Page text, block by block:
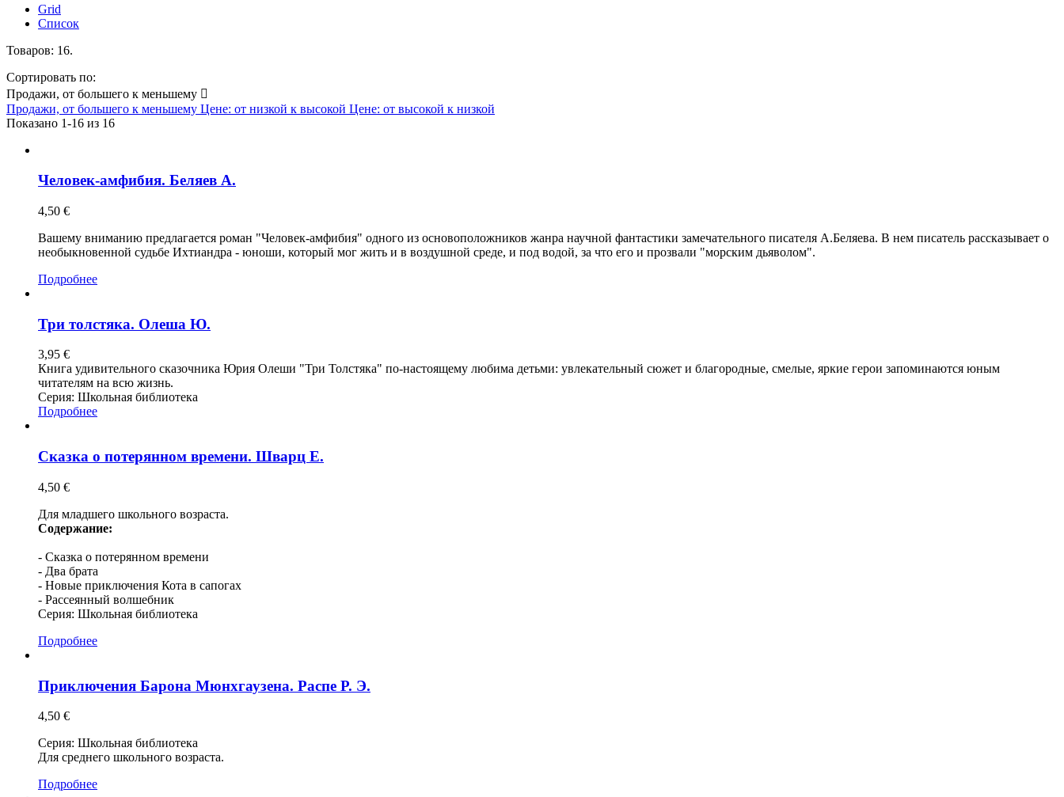
Grid
Список
Товаров: 16.
Сортировать по:
Продажи, от большего к меньшему 
Продажи, от большего к меньшему Цене: от низкой к высокой Цене: от высокой к низкой
Показано 1-16 из 16
Человек-амфибия. Беляев А.
4,50 €
Вашему вниманию предлагается роман "Человек-амфибия" одного из основоположников жанра научной фантастики замечательного писателя А.Беляева. В нем писатель рассказывает о
необыкновенной судьбе Ихтиандра - юноши, который мог жить и в воздушной среде, и под водой, за что его и прозвали "морским дьяволом".
Подробнее
Три толстяка. Олеша Ю.
3,95 €
Книга удивительного сказочника Юрия Олеши "Три Толстяка" по-настоящему любима детьми: увлекательный сюжет и благородные, смелые, яркие герои запоминаются юным
читателям на всю жизнь.
Серия: Школьная библиотека
Подробнее
Сказка о потерянном времени. Шварц Е.
4,50 €
Для младшего школьного возраста.
Содержание:
- Сказка о потерянном времени
- Два брата
- Новые приключения Кота в сапогах
- Рассеянный волшебник
Серия: Школьная библиотека
Подробнее
Приключения Барона Мюнхгаузена. Распе Р. Э.
4,50 €
Серия: Школьная библиотека
Для среднего школьного возраста.
Подробнее